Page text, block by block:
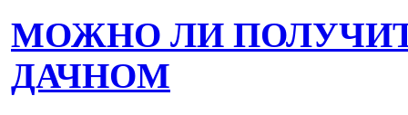
МОЖНО ЛИ
ДАЧНОМ